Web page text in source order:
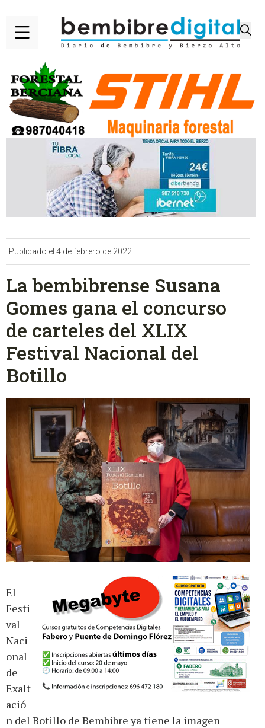
Publicado el 4 de febrero de 2022
La bembibrense Susana
Gomes gana el concurso
de carteles del XLIX
Festival Nacional del
Botillo
El
Festi
val
Naci
onal
de
Exalt
ació
n del Botillo de Bembibre ya tiene la imagen